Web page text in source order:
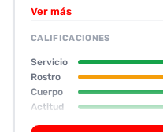
pecho grande y rosado,
tímida al inicio pero se
los servicios, la atención
kawaii y una lencería
que culminan en besitos
valora como “deliciosa”,
películas pornográficas y
Ver más
CALIFICACIONES
Servicio
Rostro
Cuerpo
Actitud